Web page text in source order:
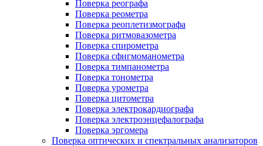
Поверка реографа
Поверка реометра
Поверка реоплетизмографа
Поверка ритмовазометра
Поверка спирометра
Поверка сфигмоманометра
Поверка тимпанометра
Поверка тонометра
Поверка урометра
Поверка цитометра
Поверка электрокардиографа
Поверка электроэнцефалографа
Поверка эргомера
Поверка оптических и спектральных анализаторов